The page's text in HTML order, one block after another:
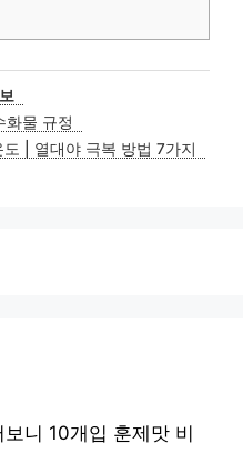
화물 규정
| 열대야 극복 방법 7가지
니 10개입 훈제맛 비